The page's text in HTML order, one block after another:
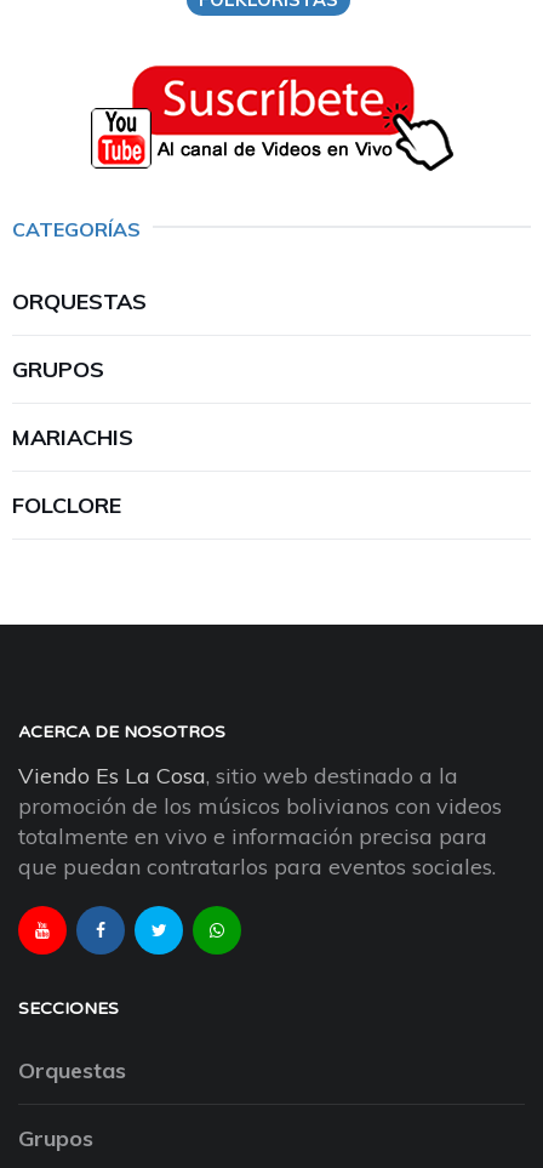
CATEGORÍAS
ORQUESTAS
GRUPOS
MARIACHIS
FOLCLORE
ACERCA DE NOSOTROS
Viendo Es La Cosa, sitio web destinado a la
promoción de los músicos bolivianos con videos
totalmente en vivo e información precisa para
que puedan contratarlos para eventos sociales.
SECCIONES
Orquestas
Grupos